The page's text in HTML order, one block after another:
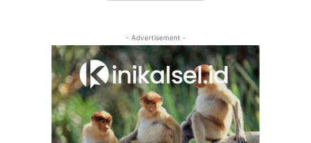
- Advertisement -